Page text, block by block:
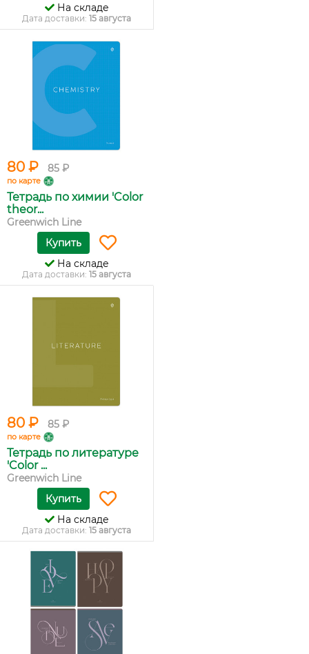
На складе
Дата доставки: 15 августа
80 ₽ 85 ₽
по карте
Тетрадь по химии 'Color
theor...
Greenwich Line
Купить
На складе
Дата доставки: 15 августа
80 ₽ 85 ₽
по карте
Тетрадь по литературе
'Color ...
Greenwich Line
Купить
На складе
Дата доставки: 15 августа